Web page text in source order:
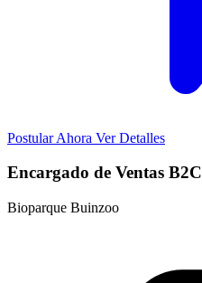
Postular Ahora Ver Detalles
Encargado de Ventas B2C
Bioparque Buinzoo